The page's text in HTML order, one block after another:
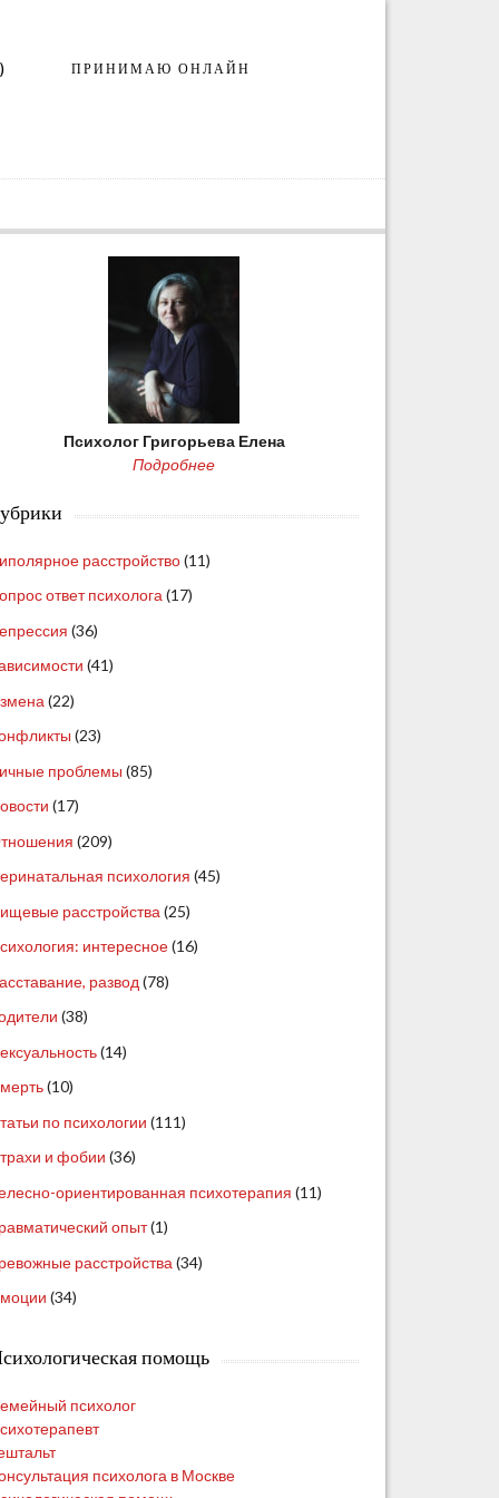
ПРИНИМАЮ ОНЛАЙН
Психолог Григорьева Елена
Подробнее
расстройство(11)
ответ психолога (17)
(36)
(41)
(22)
(23)
проблемы (85)
(17)
(209)
психология (45)
расстройства (25)
интересное(16)
развод (78)
(38)
(14)
(10)
по психологии (111)
и фобии (36)
ориентированная психотерапия (11)
опыт(1)
расстройства (34)
(34)
помощь
психолог
психолога в Москве